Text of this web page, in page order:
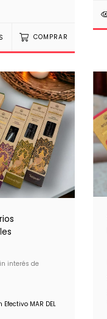
COMPRAR
interés de
Efectivo MAR DEL